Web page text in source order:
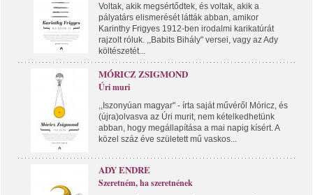
Voltak, akik megsértődtek, és voltak, akik a
pályatárs elismerését látták abban, amikor
Karinthy Frigyes 1912-ben irodalmi karikatúrát
rajzolt róluk. ,,Babits Bihály" versei, vagy az Ady
költészetét...
MÓRICZ ZSIGMOND
Úri muri
,,Iszonyúan magyar" - írta saját művéről Móricz, és
(újra)olvasva az Úri murit, nem kételkedhetünk
abban, hogy megállapítása a mai napig kísért. A
közel száz éve született mű vaskos...
ADY ENDRE
Szeretném, ha szeretnének